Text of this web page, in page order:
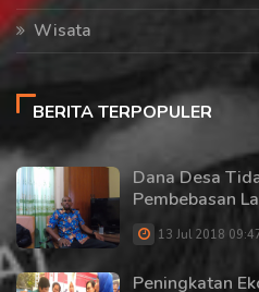
Wisata
BERITA TERPOPULER
Dana Desa
Pembebasan
13 Jul 2018
Peningkatan